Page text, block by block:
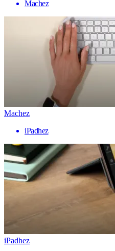
Machez
Machez
iPadhez
iPadhez